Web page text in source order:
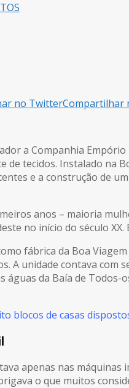
no TwitterCompartilhar
a Companhia
de tecidos. Instalado na
e a construção de
anos – maioria
no início do século
fábrica da Boa
A unidade contava
águas da Baía de Todos-
blocos de casas
apenas nas
o que muitos